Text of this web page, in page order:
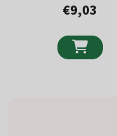
€9,03
